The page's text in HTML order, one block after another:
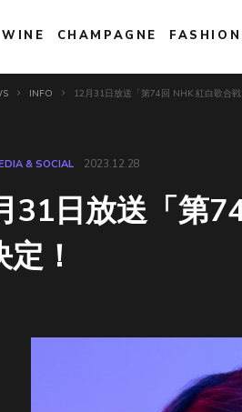
WINE CHAMPAGNE FASHION
INFO 12月31日放送「第74回 NHK 紅白歌合
& SOCIAL 2023.12.28
31日放送「第
！